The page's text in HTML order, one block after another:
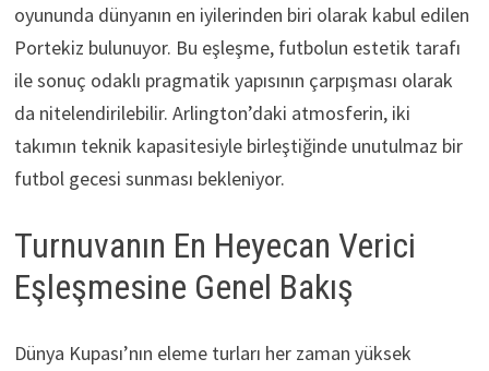
oyununda dünyanın en iyilerinden biri olarak kabul edilen
Portekiz bulunuyor. Bu eşleşme, futbolun estetik tarafı
ile sonuç odaklı pragmatik yapısının çarpışması olarak
da nitelendirilebilir. Arlington’daki atmosferin, iki
takımın teknik kapasitesiyle birleştiğinde unutulmaz bir
futbol gecesi sunması bekleniyor.
Turnuvanın En Heyecan Verici
Eşleşmesine Genel Bakış
Dünya Kupası’nın eleme turları her zaman yüksek